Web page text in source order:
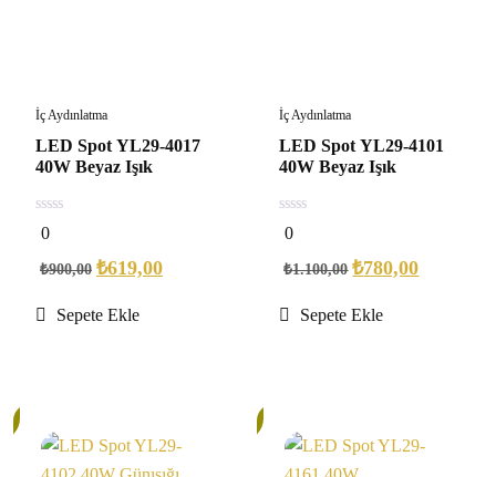
İç Aydınlatma
LED Spot YL29-4017
40W Beyaz Işık
0
out
5
0
₺900,00 ₺619,00
Sepete Ekle
İç Aydınlatma
LED Spot YL29-4101
40W Beyaz Işık
0
out
5
0
₺1.100,00 ₺780,00
Sepete Ekle